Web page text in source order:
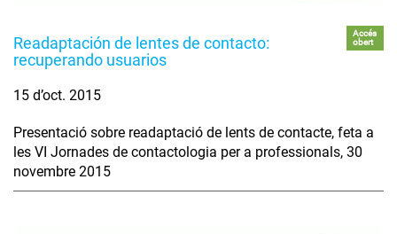
Readaptación de lentes de contacto:
recuperando usuarios
Accés
obert
15 d’oct. 2015
Presentació sobre readaptació de lents de contacte, feta a
les VI Jornades de contactologia per a professionals, 30
novembre 2015